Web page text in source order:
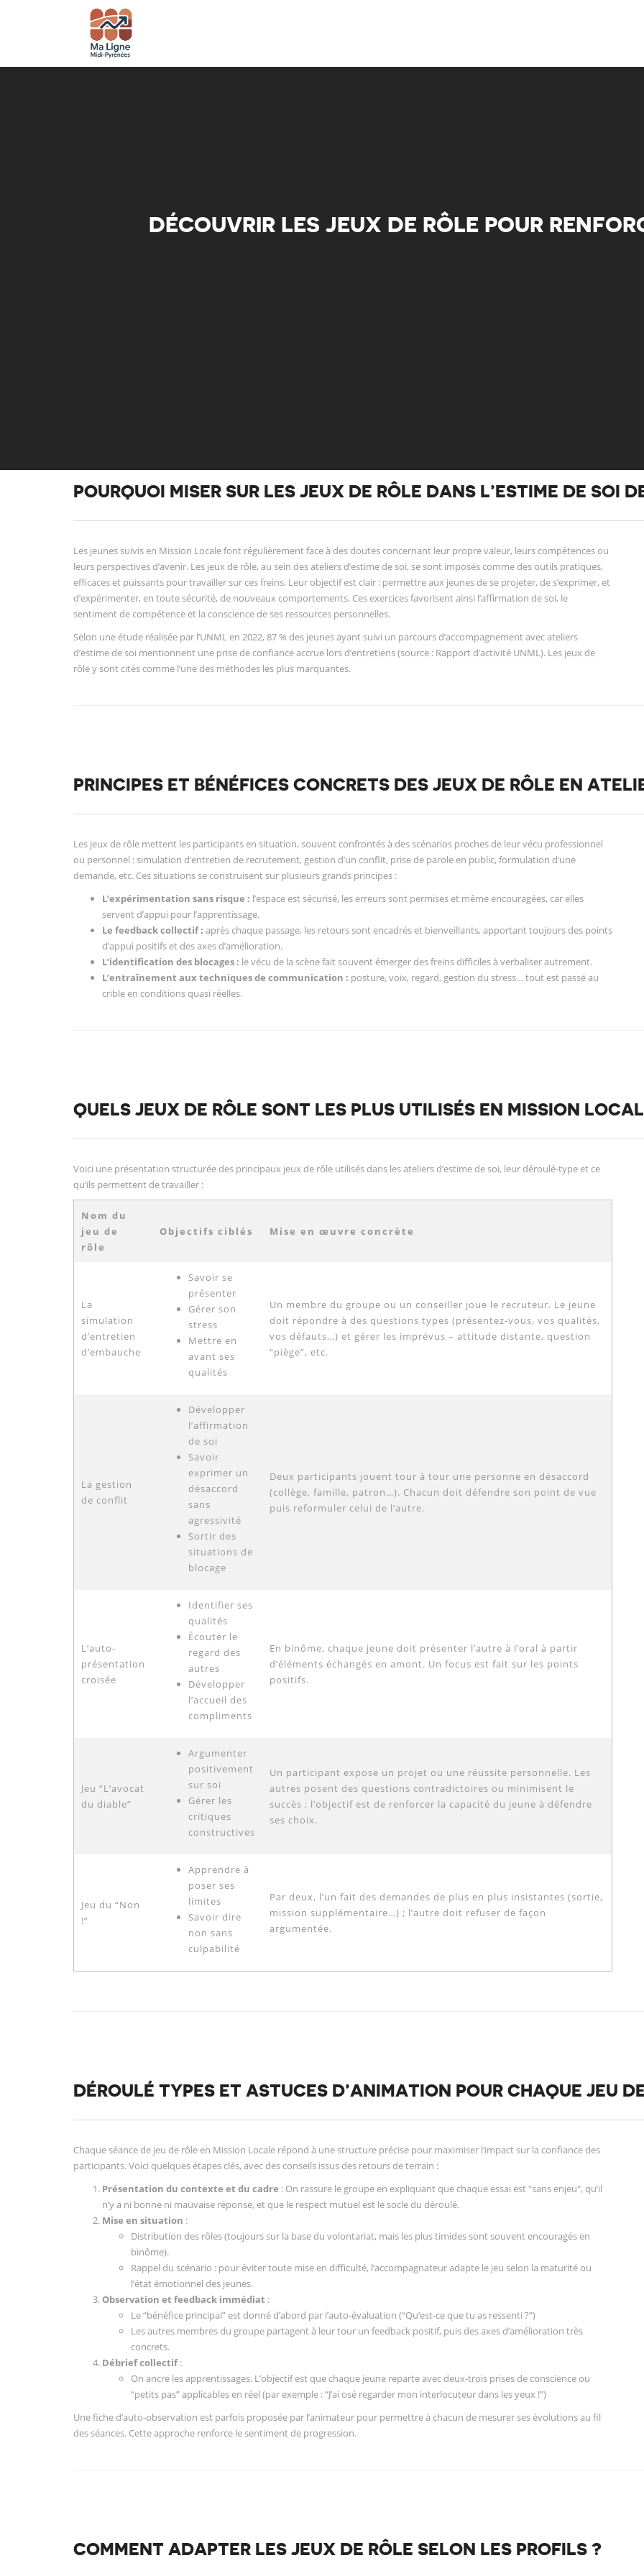
DÉCOUVRIR LES JEUX DE RÔLE POUR
POURQUOI MISER SUR LES JEUX DE RÔLE DANS L’ESTIME DE SOI
Les jeunes suivis en Mission Locale font régulièrement face à des doutes concernant leur propre valeur, leurs compétences ou
leurs perspectives d’avenir. Les jeux de rôle, au sein des ateliers d’estime de soi, se sont imposés comme des outils pratiques,
efficaces et puissants pour travailler sur ces freins. Leur objectif est clair : permettre aux jeunes de se projeter, de s’exprimer, et
d’expérimenter, en toute sécurité, de nouveaux comportements. Ces exercices favorisent ainsi l’affirmation de soi, le
sentiment de compétence et la conscience de ses ressources personnelles.
Selon une étude réalisée par l’UNML en 2022, 87 % des jeunes ayant suivi un parcours d’accompagnement avec ateliers
d’estime de soi mentionnent une prise de confiance accrue lors d’entretiens (source : Rapport d’activité UNML). Les jeux de
rôle y sont cités comme l’une des méthodes les plus marquantes.
PRINCIPES ET BÉNÉFICES CONCRETS DES JEUX DE RÔLE EN
Les jeux de rôle mettent les participants en situation, souvent confrontés à des scénarios proches de leur vécu professionnel
ou personnel : simulation d’entretien de recrutement, gestion d’un conflit, prise de parole en public, formulation d’une
demande, etc. Ces situations se construisent sur plusieurs grands principes :
L’expérimentation sans risque : l’espace est sécurisé, les erreurs sont permises et même encouragées, car elles
servent d’appui pour l’apprentissage.
Le feedback collectif : après chaque passage, les retours sont encadrés et bienveillants, apportant toujours des points
d’appui positifs et des axes d’amélioration.
L’identification des blocages : le vécu de la scène fait souvent émerger des freins difficiles à verbaliser autrement.
L’entraînement aux techniques de communication : posture, voix, regard, gestion du stress… tout est passé au
crible en conditions quasi réelles.
QUELS JEUX DE RÔLE SONT LES PLUS UTILISÉS EN MISSION
Voici une présentation structurée des principaux jeux de rôle utilisés dans les ateliers d’estime de soi, leur déroulé-type et ce
qu’ils permettent de travailler :
Nom du
jeu de
rôle
Objectifs ciblés Mise en œuvre concrète
La
simulation
d’entretien
d’embauche
Savoir se
présenter
Gérer son
stress
Mettre en
avant ses
qualités
Un membre du groupe ou un conseiller joue le recruteur. Le jeune
doit répondre à des questions types (présentez-vous, vos qualités,
vos défauts…) et gérer les imprévus – attitude distante, question
“piège”, etc.
La gestion
de conflit
Développer
l’affirmation
de soi
Savoir
exprimer un
désaccord
sans
agressivité
Sortir des
situations de
blocage
Deux participants jouent tour à tour une personne en désaccord
(collège, famille, patron…). Chacun doit défendre son point de vue
puis reformuler celui de l’autre.
L’auto-
présentation
croisée
Identifier ses
qualités
Écouter le
regard des
autres
Développer
l’accueil des
compliments
En binôme, chaque jeune doit présenter l’autre à l’oral à partir
d’éléments échangés en amont. Un focus est fait sur les points
positifs.
Jeu “L’avocat
du diable”
Argumenter
positivement
sur soi
Gérer les
critiques
constructives
Un participant expose un projet ou une réussite personnelle. Les
autres posent des questions contradictoires ou minimisent le
succès ; l’objectif est de renforcer la capacité du jeune à défendre
ses choix.
Jeu du “Non
!”
Apprendre à
poser ses
limites
Savoir dire
non sans
culpabilité
Par deux, l’un fait des demandes de plus en plus insistantes (sortie,
mission supplémentaire…) ; l’autre doit refuser de façon
argumentée.
DÉROULÉ TYPES ET ASTUCES D’ANIMATION POUR CHAQUE JEU
Chaque séance de jeu de rôle en Mission Locale répond à une structure précise pour maximiser l’impact sur la confiance des
participants. Voici quelques étapes clés, avec des conseils issus des retours de terrain :
Présentation du contexte et du cadre : On rassure le groupe en expliquant que chaque essai est "sans enjeu", qu’il
n’y a ni bonne ni mauvaise réponse, et que le respect mutuel est le socle du déroulé.
Mise en situation :
Distribution des rôles (toujours sur la base du volontariat, mais les plus timides sont souvent encouragés en
binôme).
Rappel du scénario : pour éviter toute mise en difficulté, l’accompagnateur adapte le jeu selon la maturité ou
l’état émotionnel des jeunes.
Observation et feedback immédiat :
Le “bénéfice principal” est donné d’abord par l’auto-évaluation (“Qu’est-ce que tu as ressenti ?”)
Les autres membres du groupe partagent à leur tour un feedback positif, puis des axes d’amélioration très
concrets.
Débrief collectif:
On ancre les apprentissages. L’objectif est que chaque jeune reparte avec deux-trois prises de conscience ou
“petits pas” applicables en réel (par exemple : “J’ai osé regarder mon interlocuteur dans les yeux !”)
Une fiche d’auto-observation est parfois proposée par l’animateur pour permettre à chacun de mesurer ses évolutions au fil
des séances. Cette approche renforce le sentiment de progression.
COMMENT ADAPTER LES JEUX DE RÔLE SELON LES PROFILS ?